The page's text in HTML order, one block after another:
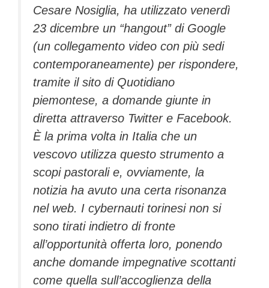
Cesare Nosiglia, ha utilizzato venerdì
23 dicembre un “hangout” di Google
(un collegamento video con più sedi
contemporaneamente) per rispondere,
tramite il sito di Quotidiano
piemontese, a domande giunte in
diretta attraverso Twitter e Facebook.
È la prima volta in Italia che un
vescovo utilizza questo strumento a
scopi pastorali e, ovviamente, la
notizia ha avuto una certa risonanza
nel web. I cybernauti torinesi non si
sono tirati indietro di fronte
all’opportunità offerta loro, ponendo
anche domande impegnative scottanti
come quella sull’accoglienza della